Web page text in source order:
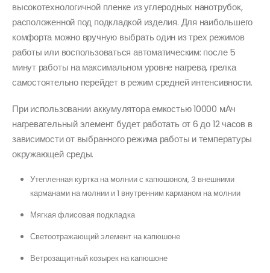
высокотехнологичной пленке из углеродных нанотрубок,
расположенной под подкладкой изделия. Для наибольшего
комфорта можно вручную выбрать один из трех режимов
работы или воспользоваться автоматическим: после 5
минут работы на максимальном уровне нагрева, грелка
самостоятельно перейдет в режим средней интенсивности.
При использовании аккумулятора емкостью 10000 мАч
нагревательный элемент будет работать от 6 до 12 часов в
зависимости от выбранного режима работы и температуры
окружающей среды.
Утепленная куртка на молнии с капюшоном, 3 внешними
карманами на молнии и 1 внутренним карманом на молнии
Мягкая флисовая подкладка
Светоотражающий элемент на капюшоне
Ветрозащитный козырек на капюшоне